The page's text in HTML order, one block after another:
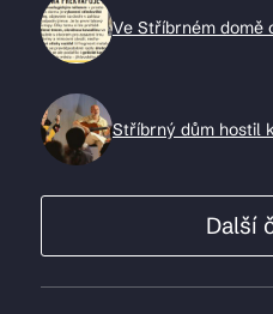
Ve Stříbrném domě
Stříbrný dům hostil
Další